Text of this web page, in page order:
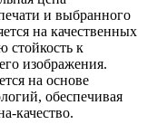
и выбранного
на качественных
стойкость к
изображения.
на основе
обеспечивая
качество.